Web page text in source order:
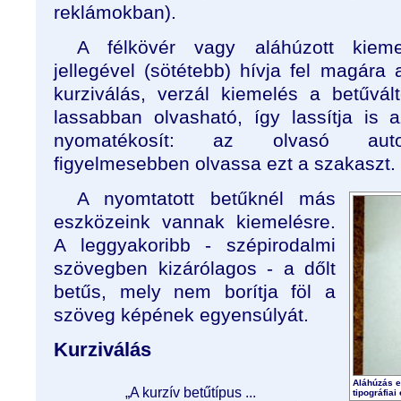
reklámokban).
A félkövér vagy aláhúzott
jellegével (sötétebb) hívja fel magára
kurziválás, verzál kiemelés a
lassabban olvasható, így lassítja is
nyomatékosít: az olvasó
figyelmesebben olvassa ezt a szakaszt.
Aláhúzás
tipográfiai
A nyomtatott betűknél más
eszközeink vannak kiemelésre.
A leggyakoribb - szépirodalmi
szövegben kizárólagos - a dőlt
betűs, mely nem borítja föl a
szöveg képének egyensúlyát.
Kurziválás
„A kurzív betűtípus ...